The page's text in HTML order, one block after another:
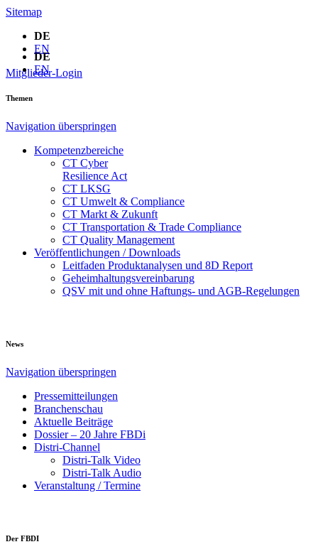
Sitemap
DE
EN
Mitglieder-Login
DE
EN
Themen
Navigation überspringen
Kompetenzbereiche
CT Cyber
Resilience Act
CT LKSG
CT Umwelt & Compliance
CT Markt & Zukunft
CT Transportation & Trade Compliance
CT Quality Management
Veröffentlichungen / Downloads
Leitfaden Produktanalysen und 8D Report
Geheimhaltungsverein­barung
QSV mit und ohne Haftungs- und AGB-Regelungen
News
Navigation überspringen
Pressemitteilungen
Branchenschau
Aktuelle Beiträge
Dossier – 20 Jahre FBDi
Distri-Channel
Distri-Talk Video
Distri-Talk Audio
Veranstaltung / Termine
Der FBDI